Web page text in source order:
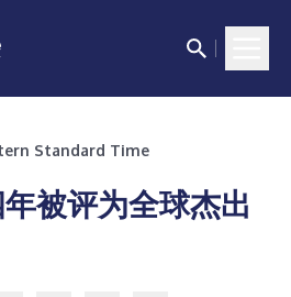
Standard Time
被评为全球杰出